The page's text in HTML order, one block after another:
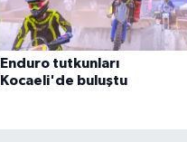
Enduro tutkunları
Kocaeli'de buluştu